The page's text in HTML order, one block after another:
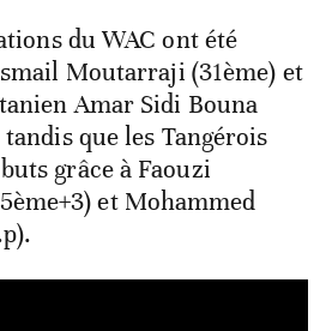
du WAC ont été
Moutarraji (31ème) et
Amar Sidi Bouna
que les Tangérois
grâce à Faouzi
et Mohammed